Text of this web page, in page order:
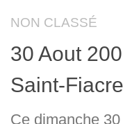
NON CLASSÉ
30 Aout
Saint-Fiacre
Ce dimanche